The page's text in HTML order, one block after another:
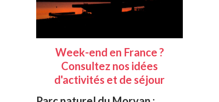
Week-end en France ?
Consultez nos idées
d'activités et de séjour